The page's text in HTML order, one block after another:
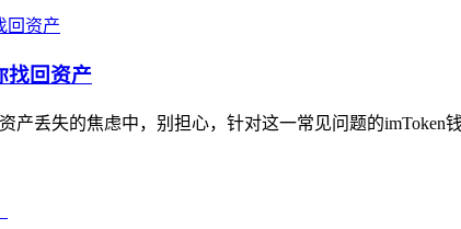
找回资产
产丢失的焦虑中，别担心，针对这一常见问题的imToken